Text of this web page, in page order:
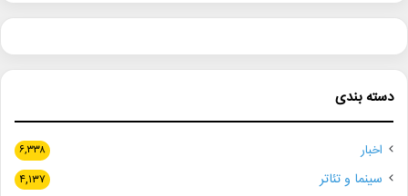
دسته بندی
اخبار ۶,۳۳۸
سینما و تئاتر ۴,۱۳۷